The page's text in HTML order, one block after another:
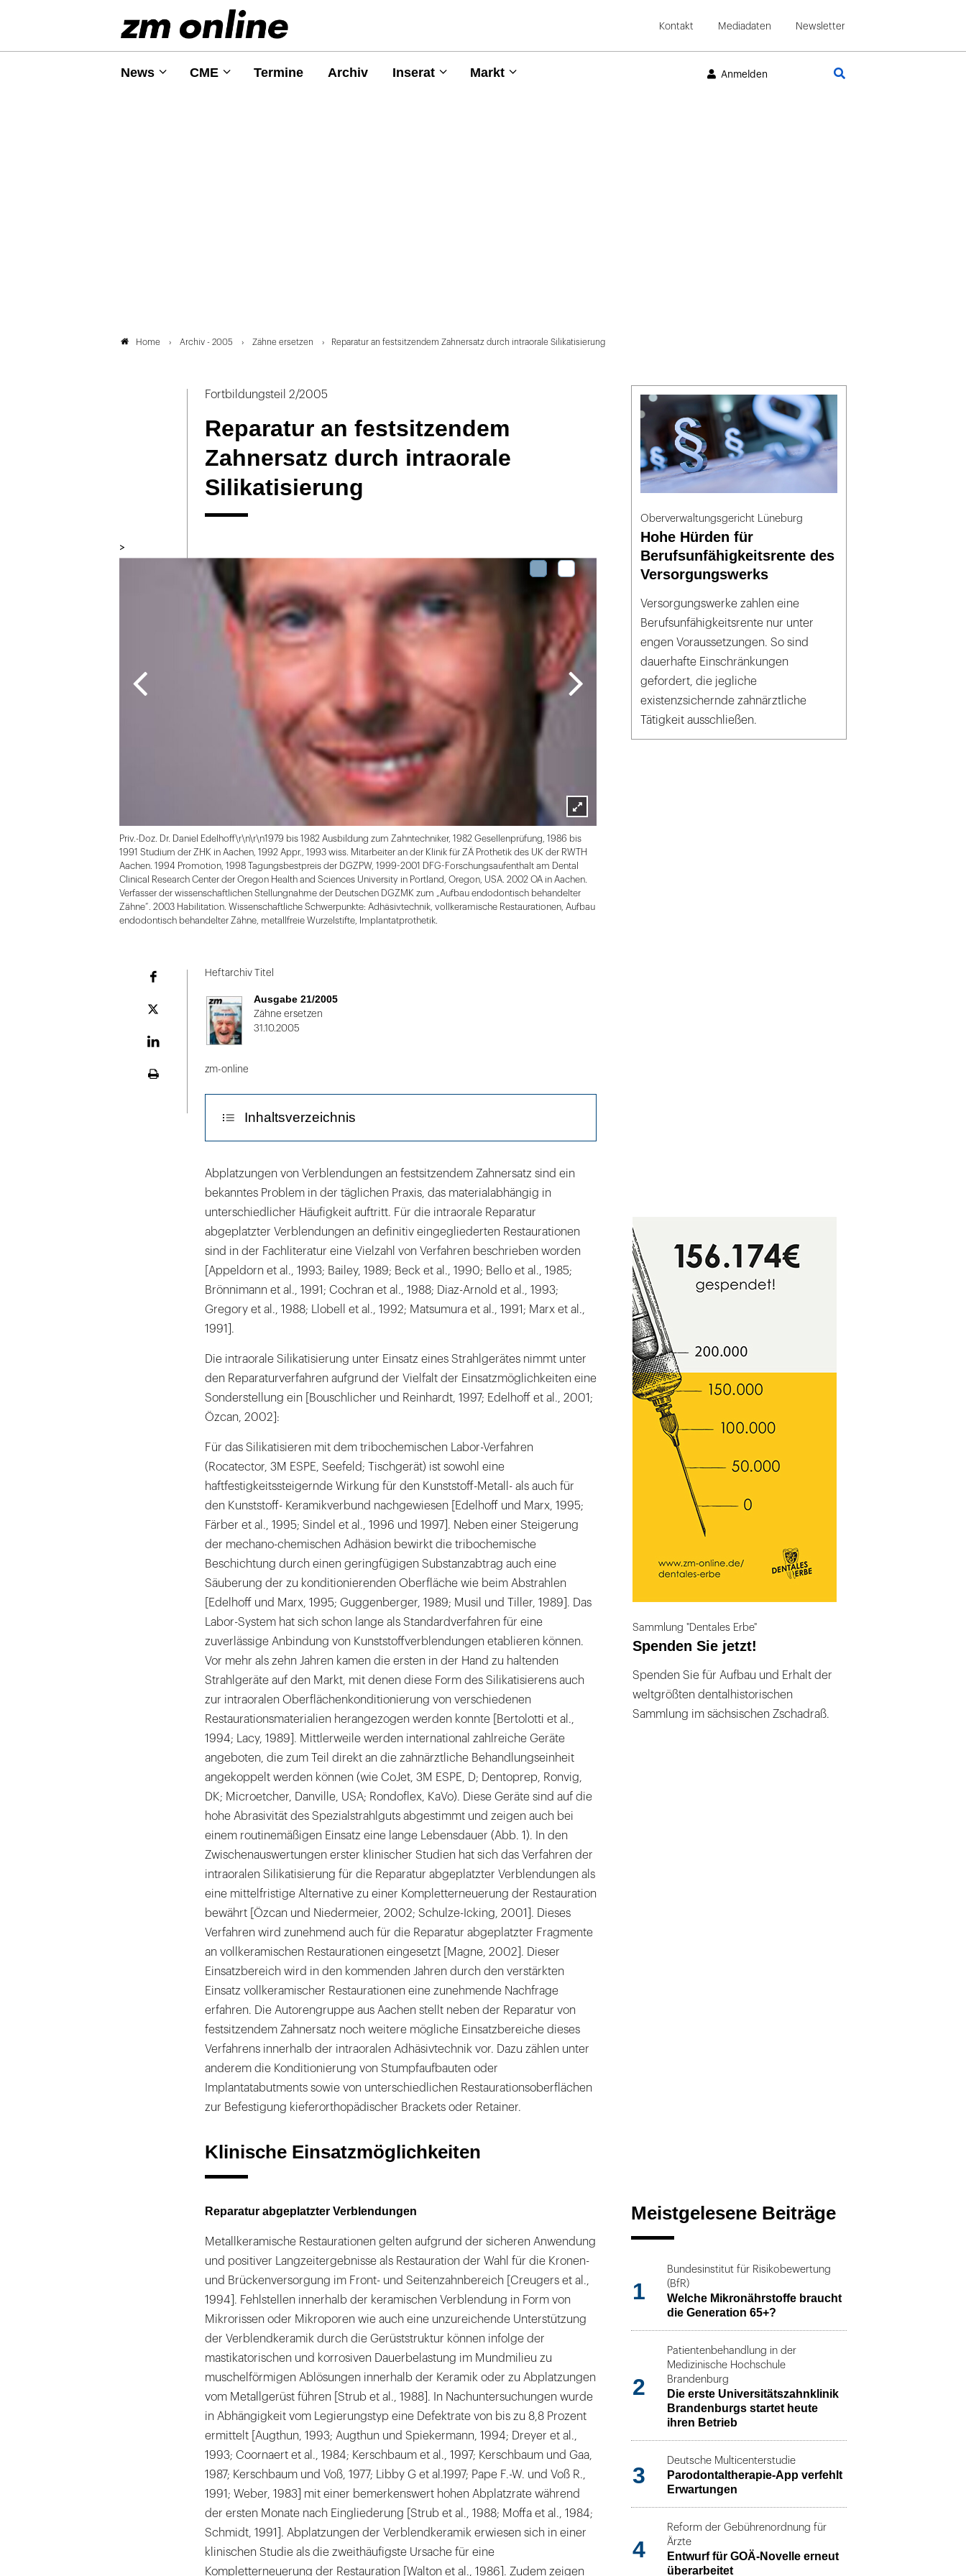
Kontakt Mediadaten Newsletter
News CME Termine Archiv Inserat Markt Anmelden
Home Archiv - 2005 Zähne ersetzen Reparatur an festsitzendem Zahnersatz durch intraorale Silikatisierung
Fortbildungsteil 2/2005
Reparatur an festsitzendem
Zahnersatz durch intraorale
Silikatisierung
>
Lightbox
öffnen
Priv.-Doz. Dr. Daniel Edelhoff\r\n\r\n1979 bis 1982 Ausbildung zum Zahntechniker, 1982 Gesellenprüfung, 1986 bis
1991 Studium der ZHK in Aachen, 1992 Appr., 1993 wiss. Mitarbeiter an der Klinik für ZÄ Prothetik des UK der RWTH
Aachen. 1994 Promotion, 1998 Tagungsbestpreis der DGZPW, 1999-2001 DFG-Forschungsaufenthalt am Dental
Clinical Research Center der Oregon Health and Sciences University in Portland, Oregon, USA. 2002 OA in Aachen.
Verfasser der wissenschaftlichen Stellungnahme der Deutschen DGZMK zum „Aufbau endodontisch behandelter
Zähne“. 2003 Habilitation. Wissenschaftliche Schwerpunkte: Adhäsivtechnik, vollkeramische Restaurationen, Aufbau
endodontisch behandelter Zähne, metallfreie Wurzelstifte, Implantatprothetik.
Plattform
Heftarchiv Titel
Ausgabe 21/2005
Zähne ersetzen
31.10.2005
zm-online
Inhaltsverzeichnis
Klinische Einsatzmöglichkeiten
Modifikation bestehender Stiftaufbauten
Stumpfaufbauten
Kieferorthopädische Brackets und Retainer
Abplatzungen von Verblendungen an festsitzendem Zahnersatz sind ein
bekanntes Problem in der täglichen Praxis, das materialabhängig in
unterschiedlicher Häufigkeit auftritt. Für die intraorale Reparatur
abgeplatzter Verblendungen an definitiv eingegliederten Restaurationen
sind in der Fachliteratur eine Vielzahl von Verfahren beschrieben worden
[Appeldorn et al., 1993; Bailey, 1989; Beck et al., 1990; Bello et al., 1985;
Brönnimann et al., 1991; Cochran et al., 1988; Diaz-Arnold et al., 1993;
Gregory et al., 1988; Llobell et al., 1992; Matsumura et al., 1991; Marx et al.,
1991].
Die intraorale Silikatisierung unter Einsatz eines Strahlgerätes nimmt unter
den Reparaturverfahren aufgrund der Vielfalt der Einsatzmöglichkeiten eine
Sonderstellung ein [Bouschlicher und Reinhardt, 1997; Edelhoff et al., 2001;
Özcan, 2002]:
Für das Silikatisieren mit dem tribochemischen Labor-Verfahren
(Rocatector, 3M ESPE, Seefeld; Tischgerät) ist sowohl eine
haftfestigkeitssteigernde Wirkung für den Kunststoff-Metall- als auch für
den Kunststoff- Keramikverbund nachgewiesen [Edelhoff und Marx, 1995;
Färber et al., 1995; Sindel et al., 1996 und 1997]. Neben einer Steigerung
der mechano-chemischen Adhäsion bewirkt die tribochemische
Beschichtung durch einen geringfügigen Substanzabtrag auch eine
Säuberung der zu konditionierenden Oberfläche wie beim Abstrahlen
[Edelhoff und Marx, 1995; Guggenberger, 1989; Musil und Tiller, 1989]. Das
Labor-System hat sich schon lange als Standardverfahren für eine
zuverlässige Anbindung von Kunststoffverblendungen etablieren können.
Vor mehr als zehn Jahren kamen die ersten in der Hand zu haltenden
Strahlgeräte auf den Markt, mit denen diese Form des Silikatisierens auch
zur intraoralen Oberflächenkonditionierung von verschiedenen
Restaurationsmaterialien herangezogen werden konnte [Bertolotti et al.,
1994; Lacy, 1989]. Mittlerweile werden international zahlreiche Geräte
angeboten, die zum Teil direkt an die zahnärztliche Behandlungseinheit
angekoppelt werden können (wie CoJet, 3M ESPE, D; Dentoprep, Ronvig,
DK; Microetcher, Danville, USA; Rondoflex, KaVo). Diese Geräte sind auf die
hohe Abrasivität des Spezialstrahlguts abgestimmt und zeigen auch bei
einem routinemäßigen Einsatz eine lange Lebensdauer (Abb. 1). In den
Zwischenauswertungen erster klinischer Studien hat sich das Verfahren der
intraoralen Silikatisierung für die Reparatur abgeplatzter Verblendungen als
eine mittelfristige Alternative zu einer Kompletterneuerung der Restauration
bewährt [Özcan und Niedermeier, 2002; Schulze-Icking, 2001]. Dieses
Verfahren wird zunehmend auch für die Reparatur abgeplatzter Fragmente
an vollkeramischen Restaurationen eingesetzt [Magne, 2002]. Dieser
Einsatzbereich wird in den kommenden Jahren durch den verstärkten
Einsatz vollkeramischer Restaurationen eine zunehmende Nachfrage
erfahren. Die Autorengruppe aus Aachen stellt neben der Reparatur von
festsitzendem Zahnersatz noch weitere mögliche Einsatzbereiche dieses
Verfahrens innerhalb der intraoralen Adhäsivtechnik vor. Dazu zählen unter
anderem die Konditionierung von Stumpfaufbauten oder
Implantatabutments sowie von unterschiedlichen Restaurationsoberflächen
zur Befestigung kieferorthopädischer Brackets oder Retainer.
Klinische Einsatzmöglichkeiten
Reparatur abgeplatzter Verblendungen
Metallkeramische Restaurationen gelten aufgrund der sicheren Anwendung
und positiver Langzeitergebnisse als Restauration der Wahl für die Kronen-
und Brückenversorgung im Front- und Seitenzahnbereich [Creugers et al.,
1994]. Fehlstellen innerhalb der keramischen Verblendung in Form von
Mikrorissen oder Mikroporen wie auch eine unzureichende Unterstützung
der Verblendkeramik durch die Gerüststruktur können infolge der
mastikatorischen und korrosiven Dauerbelastung im Mundmilieu zu
muschelförmigen Ablösungen innerhalb der Keramik oder zu Abplatzungen
vom Metallgerüst führen [Strub et al., 1988]. In Nachuntersuchungen wurde
in Abhängigkeit vom Legierungstyp eine Defektrate von bis zu 8,8 Prozent
ermittelt [Augthun, 1993; Augthun und Spiekermann, 1994; Dreyer et al.,
1993; Coornaert et al., 1984; Kerschbaum et al., 1997; Kerschbaum und Gaa,
1987; Kerschbaum und Voß, 1977; Libby G et al.1997; Pape F.-W. und Voß R.,
1991; Weber, 1983] mit einer bemerkenswert hohen Abplatzrate während
der ersten Monate nach Eingliederung [Strub et al., 1988; Moffa et al., 1984;
Schmidt, 1991]. Abplatzungen der Verblendkeramik erwiesen sich in einer
klinischen Studie als die zweithäufigste Ursache für eine
Kompletterneuerung der Restauration [Walton et al., 1986]. Zudem zeigen
Oberverwaltungsgericht Lüneburg
Hohe Hürden für
Berufsunfähigkeitsrente des
Versorgungswerks
Versorgungswerke zahlen eine
Berufsunfähigkeitsrente nur unter
engen Voraussetzungen. So sind
dauerhafte Einschränkungen
gefordert, die jegliche
existenzsichernde zahnärztliche
Tätigkeit ausschließen.
Sammlung "Dentales Erbe"
Spenden Sie jetzt!
Spenden Sie für Aufbau und Erhalt der
weltgrößten dentalhistorischen
Sammlung im sächsischen Zschadraß.
Meistgelesene Beiträge
1
Bundesinstitut für Risikobewertung
(BfR)
Welche Mikronährstoffe braucht
die Generation 65+?
2
Patientenbehandlung in der
Medizinische Hochschule
Brandenburg
Die erste Universitätszahnklinik
Brandenburgs startet heute
ihren Betrieb
3
Deutsche Multicenterstudie
Parodontaltherapie-App verfehlt
Erwartungen
4
Reform der Gebührenordnung für
Ärzte
Entwurf für GOÄ-Novelle erneut
überarbeitet